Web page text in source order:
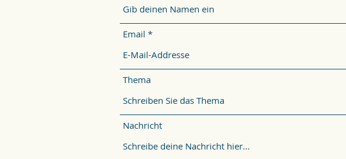
Email
Thema
Nachricht